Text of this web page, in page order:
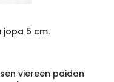
5 cm.
viereen paidan